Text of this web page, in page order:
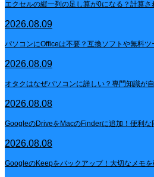
エクセルの縦一列の足し算が0になる？計算
2026.08.09
パソコンにOfficeは不要？互換ソフトや無料
2026.08.09
オタクはなぜパソコンに詳しい？専門知識が
2026.08.08
GoogleのDriveをMacのFinderに追加！便利な
2026.08.08
GoogleのKeepをバックアップ！大切なメモを